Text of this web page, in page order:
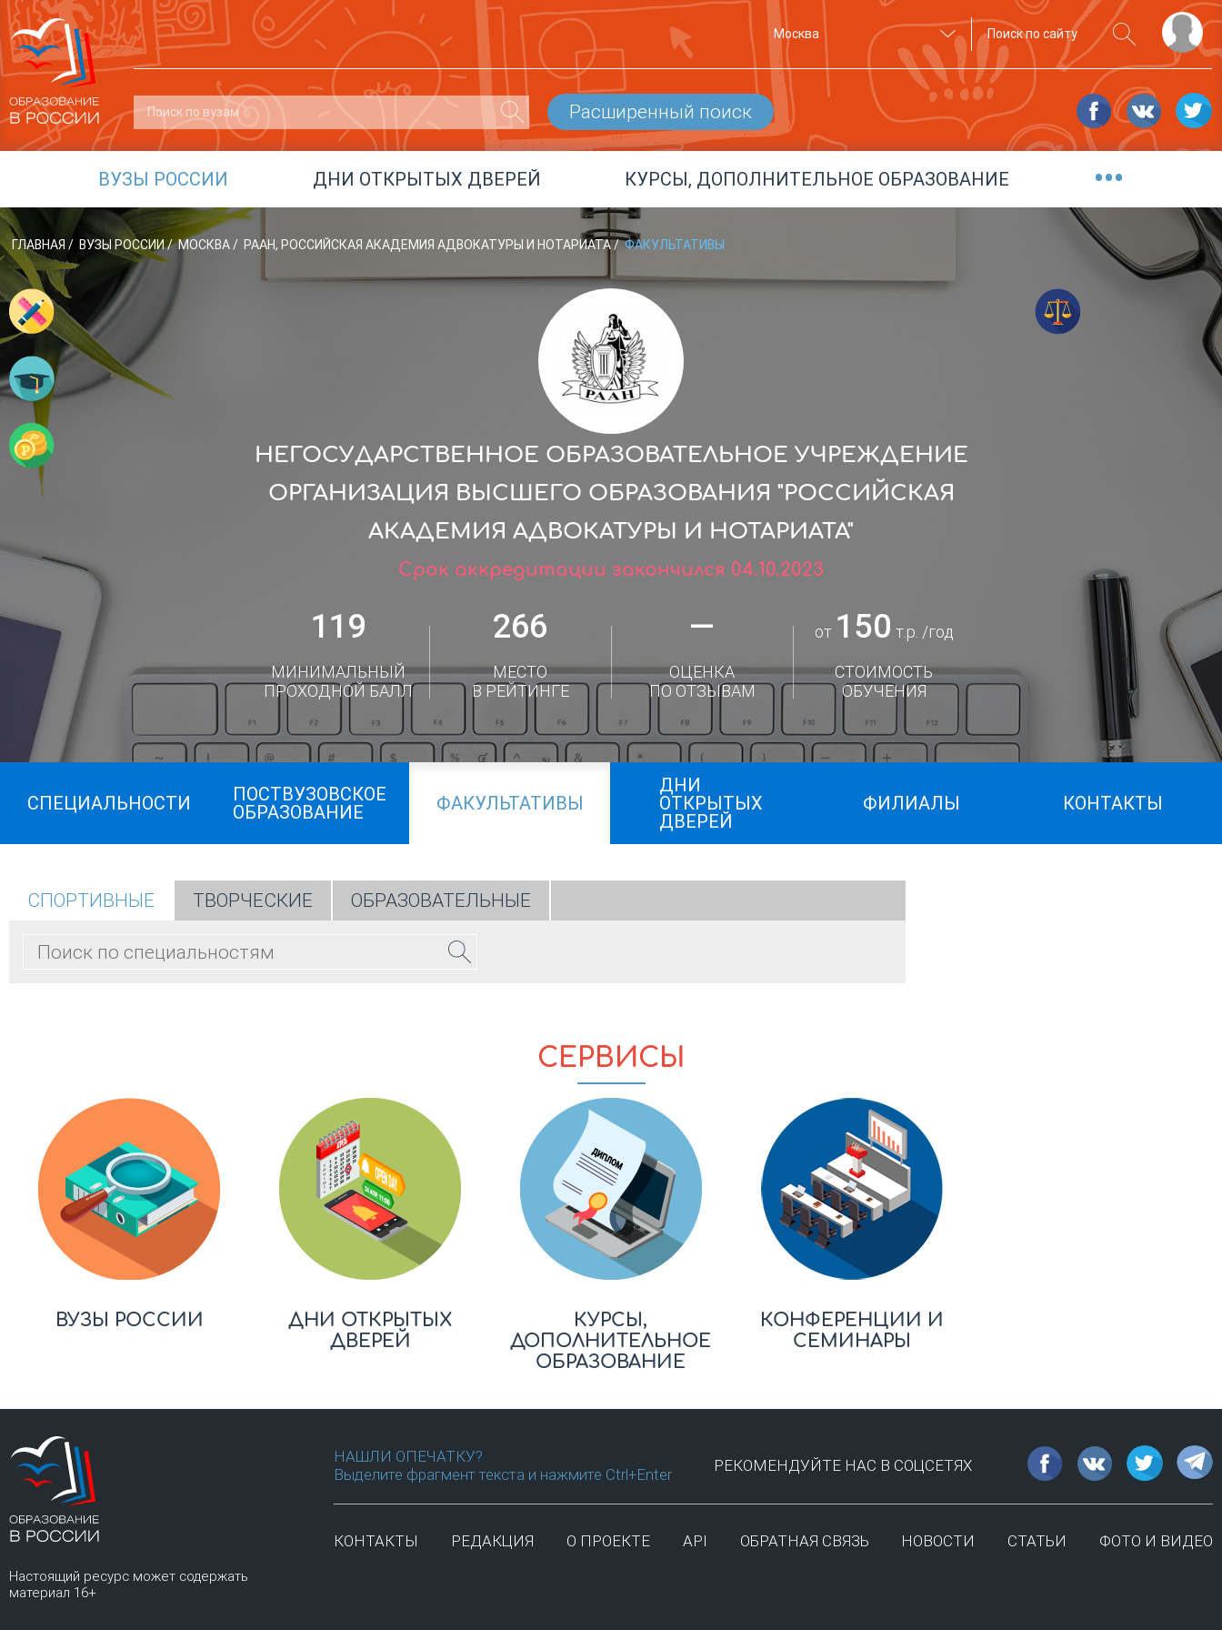
Москва
Расширенный поиск
ВУЗЫ РОССИИ ДНИ ОТКРЫТЫХ ДВЕРЕЙ КУРСЫ, ДОПОЛНИТЕЛЬНОЕ ОБРАЗОВАНИЕ •••
ГЛАВНАЯ / ВУЗЫ РОССИИ/ МОСКВА/ РААН, РОССИЙСКАЯ АКАДЕМИЯ АДВОКАТУРЫ И НОТАРИАТА/ ФАКУЛЬТАТИВЫ
НЕГОСУДАРСТВЕННОЕ ОБРАЗОВАТЕЛЬНОЕ УЧРЕЖДЕНИЕ
ОРГАНИЗАЦИЯ ВЫСШЕГО ОБРАЗОВАНИЯ "РОССИЙСКАЯ
АКАДЕМИЯ АДВОКАТУРЫ И НОТАРИАТА"
Срок аккредитации закончился 04.10.2023
119
МИНИМАЛЬНЫЙ
ПРОХОДНОЙ БАЛЛ
266
МЕСТО
В РЕЙТИНГЕ
—
ОЦЕНКА
ПО ОТЗЫВАМ
от 150 т.р. /год
СТОИМОСТЬ
ОБУЧЕНИЯ
СПЕЦИАЛЬНОСТИ
ПОСТВУЗОВСКОЕ
ОБРАЗОВАНИЕ
ФАКУЛЬТАТИВЫ
ДНИ
ОТКРЫТЫХ
ДВЕРЕЙ
ФИЛИАЛЫ КОНТАКТЫ
СПОРТИВНЫЕ ТВОРЧЕСКИЕ ОБРАЗОВАТЕЛЬНЫЕ
СЕРВИСЫ
ВУЗЫ РОССИИ
ДНИ ОТКРЫТЫХ
ДВЕРЕЙ
КУРСЫ,
ДОПОЛНИТЕЛЬНОЕ
ОБРАЗОВАНИЕ
КОНФЕРЕНЦИИ И
СЕМИНАРЫ
Настоящий ресурс может содержать
материал 16+
НАШЛИ ОПЕЧАТКУ?
Выделите фрагмент текста и нажмите Ctrl+Enter
РЕКОМЕНДУЙТЕ НАС В СОЦСЕТЯХ
КОНТАКТЫ РЕДАКЦИЯ О ПРОЕКТЕ API ОБРАТНАЯ СВЯЗЬ НОВОСТИ СТАТЬИ ФОТО И ВИДЕО